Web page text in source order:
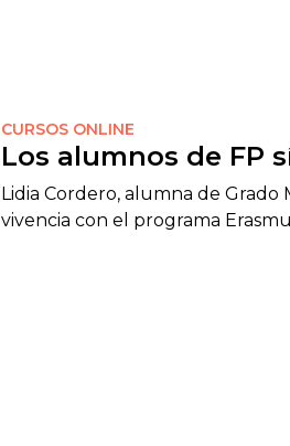
CURSOS ONLINE
Los alumnos de FP
Lidia Cordero, alumna de Grado
vivencia con el programa